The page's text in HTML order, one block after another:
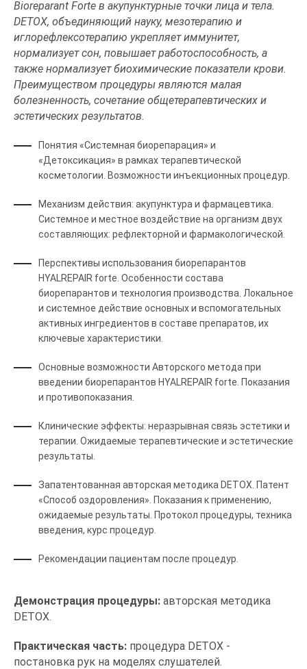
Bioreparant Forte в акупунктурные точки лица и тела.
DETOX, объединяющий науку, мезотерапию и
иглорефлексотерапию укрепляет иммунитет,
нормализует сон, повышает работоспособность, а
также нормализует биохимические показатели крови.
Преимуществом процедуры являются малая
болезненность, сочетание общетерапевтических и
эстетических результатов.
Понятия «Системная биорепарация» и
«Детоксикация» в рамках терапевтической
косметологии. Возможности инъекционных процедур.
Механизм действия: акупунктура и фармацевтика.
Системное и местное воздействие на организм двух
составляющих: рефлекторной и фармакологической.
Перспективы использования биорепарантов
HYALREPAIR forte. Особенности состава
биорепарантов и технология производства. Локальное
и системное действие основных и вспомогательных
активных ингредиентов в составе препаратов, их
ключевые характеристики.
Основные возможности Авторского метода при
введении биорепарантов HYALREPAIR forte. Показания
и противопоказания.
Клинические эффекты: неразрывная связь эстетики и
терапии. Ожидаемые терапевтические и эстетические
результаты.
Запатентованная авторская методика DETOX. Патент
«Способ оздоровления». Показания к применению,
ожидаемые результаты. Протокол процедуры, техника
введения, курс процедур.
Рекомендации пациентам после процедур.
Демонстрация процедуры: авторская методика
DETOX.
Практическая часть: процедура DETOX -
постановка рук на моделях слушателей.